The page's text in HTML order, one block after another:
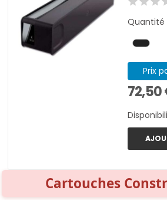
Quantité
Prix
72,50
Cartouches